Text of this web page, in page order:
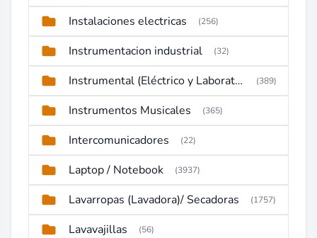
Instalaciones electricas (256)
Instrumentacion industrial (32)
Instrumental (Eléctrico y Laboratorio) (389)
Instrumentos Musicales (365)
Intercomunicadores (22)
Laptop / Notebook (3937)
Lavarropas (Lavadora)/ Secadoras (1757)
Lavavajillas (56)